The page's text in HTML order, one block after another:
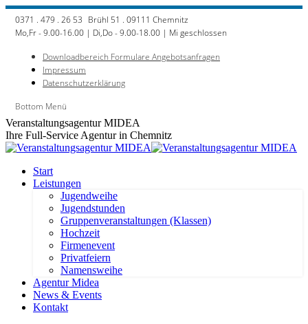
Zum
Inhalt
springen
0371 . 479 . 26 53 Brühl 51 . 09111 Chemnitz
Mo,Fr - 9.00-16.00 | Di,Do - 9.00-18.00 | Mi geschlossen
Downloadbereich Formulare Angebotsanfragen
Impressum
Datenschutzerklärung
Bottom Menü
in
Veranstaltungsagentur MIDEA
Ihre Full-Service Agentur in Chemnitz
Start
Leistungen
Jugendweihe
Jugendstunden
Gruppenveranstaltungen (Klassen)
Hochzeit
Firmenevent
Privatfeiern
Namensweihe
Agentur Midea
News & Events
Kontakt